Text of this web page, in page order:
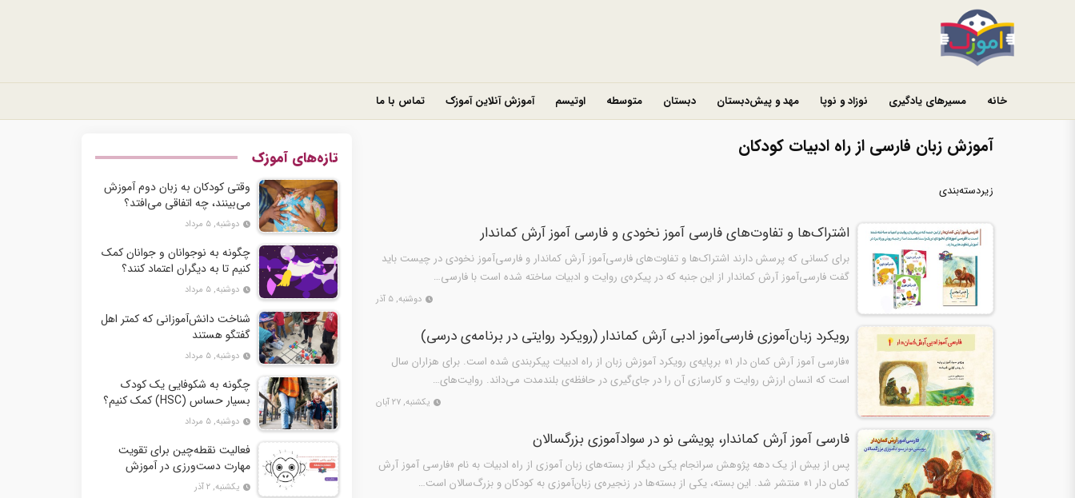
خانه مسیرهای یادگیری نوزاد و نوپا مهد و پیش‌دبستان دبستان متوسطه اوتیسم آموزش آنلاین آموزک تماس با ما
آموزش زبان فارسی از راه ادبیات کودکان
زیردسته‌بندی
اشتراک‌ها و تفاوت‌های فارسی آموز نخودی و فارسی آموز آرش کماندار
برای کسانی که پرسش دارند اشتراک‌ها و تفاوت‌های فارسی‌‌آموز آرش کماندار و فارسی‌‌آموز نخودی در چیست باید
گفت فارسی‌آموز آرش کماندار از این جنبه که در پیکره‌ی روایت و ادبیات ساخته شده است با فارسی‌…
دوشنبه, ۵ آذر
رویکرد زبان‌آموزی فارسی‌آموز ادبی آرش کماندار (رویکرد روایتی در برنامه‌ی درسی)
«فارسی آموز آرش کمان دار ۱» برپایه‌ی رویکرد آموزش زبان از راه ادبیات پیکربندی شده است. برای هزاران سال
است که انسان ارزش روایت و کارسازی آن را در جای‌گیری در حافظه‌ی بلندمدت می‌داند. روایت‌های…
یکشنبه, ۲۷ آبان
فارسی آموز آرش کماندار، پویشی نو در سوادآموزی بزرگسالان
پس از بیش از یک دهه پژوهش سرانجام یکی دیگر از بسته‌های زبان آموزی از راه ادبیات به نام «فارسی آموز آرش
کمان دار ۱» منتشر شد. این بسته، یکی از بسته‌ها در زنجیره‌ی زبان‌آموزی به کودکان و بزرگ‌سالان است…
تازه‌های آموزک
وقتی کودکان به زبان دوم آموزش
می‌بینند، چه اتفاقی می‌افتد؟
دوشنبه, ۵ مرداد
چگونه به نوجوانان و جوانان کمک
کنیم تا به دیگران اعتماد کنند؟
دوشنبه, ۵ مرداد
شناخت دانش‌آموزانی که کمتر اهل
گفتگو هستند
دوشنبه, ۵ مرداد
چگونه به شکوفایی یک کودک
بسیار حساس (HSC) کمک کنیم؟
دوشنبه, ۵ مرداد
فعالیت نقطه‌چین برای تقویت
مهارت دست‌ورزی در آموزش
یکشنبه, ۲ آذر